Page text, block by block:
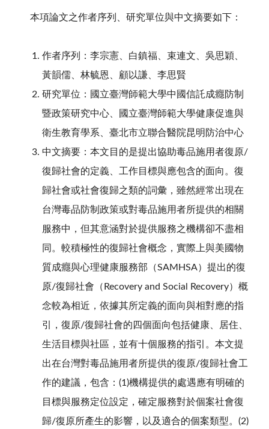
本項論文之作者序列、研究單位與中文摘要如下：
作者序列：李宗憲、白鎮福、束連文、吳思穎、
黃韻儒、林毓恩、顧以謙、李思賢
研究單位：國立臺灣師範大學中國信託成癮防制
暨政策研究中心、國立臺灣師範大學健康促進與
衛生教育學系、臺北市立聯合醫院昆明防治中心
中文摘要：本文目的是提出協助毒品施用者復原/
復歸社會的定義、工作目標與應包含的面向。復
歸社會或社會復歸之類的詞彙，雖然經常出現在
台灣毒品防制政策或對毒品施用者所提供的相關
服務中，但其意涵對於提供服務之機構卻不盡相
同。較積極性的復歸社會概念，實際上與美國物
質成癮與心理健康服務部（SAMHSA）提出的復
原/復歸社會（Recovery and Social Recovery）概
念較為相近，依據其所定義的面向與相對應的指
引，復原/復歸社會的四個面向包括健康、居住、
生活目標與社區，並有十個服務的指引。本文提
出在台灣對毒品施用者所提供的復原/復歸社會工
作的建議，包含：(1)機構提供的處遇應有明確的
目標與服務定位設定，確定服務對於個案社會復
歸/復原所產生的影響，以及適合的個案類型。(2)